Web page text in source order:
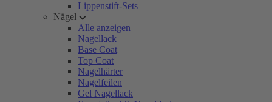
Lippenstift-Sets
Nägel
Alle anzeigen
Nagellack
Base Coat
Top Coat
Nagelhärter
Nagelfeilen
Gel Nagellack